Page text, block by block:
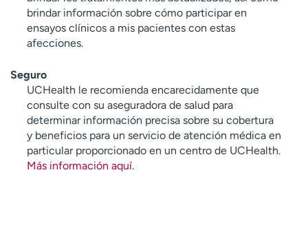
brindar información sobre cómo participar en
ensayos clínicos a mis pacientes con estas
afecciones.
Seguro
UCHealth le recomienda encarecidamente que
consulte con su aseguradora de salud para
determinar información precisa sobre su cobertura
y beneficios para un servicio de atención médica en
particular proporcionado en un centro de UCHealth.
Más información aquí.